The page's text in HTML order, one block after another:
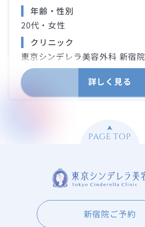
年齢・性別
20代・女性
クリニック
東京シンデレラ美容外科 新宿院
詳しく見る
PAGE TOP
新宿院ご予約